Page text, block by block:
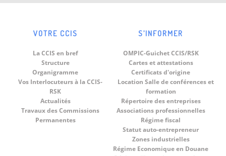
VOTRE CCIS
La CCIS en bref
Structure
Organigramme
Vos Interlocuteurs à la CCIS-
RSK
Actualités
Travaux des Commissions
Permanentes
S’INFORMER
OMPIC-Guichet CCIS/RSK
Cartes et attestations
Certificats d'origine
Location Salle de conférences et
formation
Répertoire des entreprises
Associations professionnelles
Régime fiscal
Statut auto-entrepreneur
Zones industrielles
Régime Economique en Douane